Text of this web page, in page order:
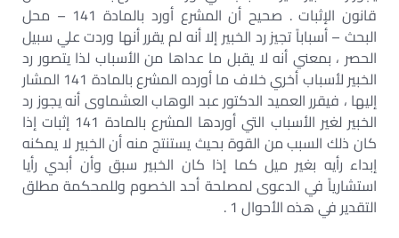
قانون الإثبات . صحيح أن المشرع أورد بالمادة 141 – محل
البحث – أسباباً تجيز رد الخبير إلا أنه لم يقرر أنها وردت علي سبيل
الحصر ، بمعني أنه لا يقبل ما عداها من الأسباب لذا يتصور رد
الخبير لأسباب أخري خلاف ما أورده المشرع بالمادة 141 المشار
إليها ، فيقرر العميد الدكتور عبد الوهاب العشماوى أنه يجوز رد
الخبير لغير الأسباب التي أوردها المشرع بالمادة 141 إثبات إذا
كان ذلك السبب من القوة بحيث يستنتج منه أن الخبير لا يمكنه
إبداء رأيه بغير ميل كما إذا كان الخبير سبق وأن أبدي رأيا
استشارياً في الدعوى لمصلحة أحد الخصوم وللمحكمة مطلق
التقدير في هذه الأحوال 1 .